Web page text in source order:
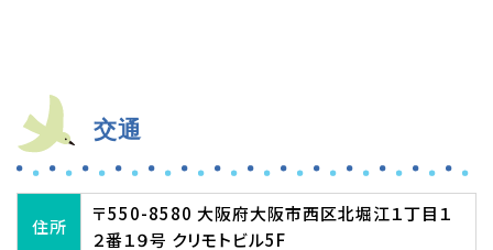
交通
住所
〒550-8580 大阪府大阪市西区北堀江１丁目１
２番１９号 クリモトビル5F